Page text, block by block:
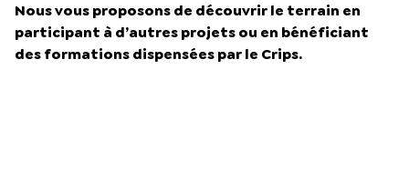
Nous vous proposons de découvrir le terrain en
participant à d’autres projets ou en bénéficiant
des formations dispensées par le Crips.